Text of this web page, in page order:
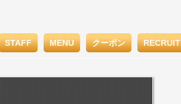
STAFF MENU クーポン RECRUIT